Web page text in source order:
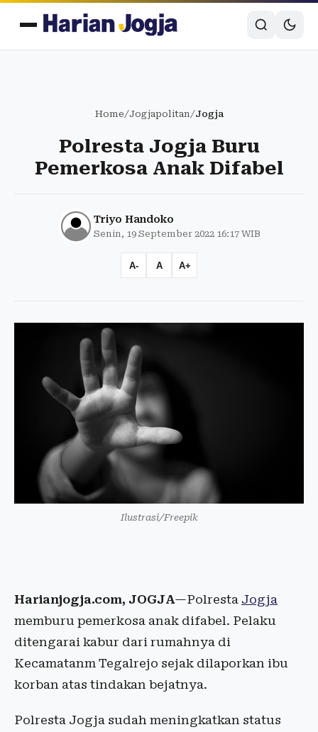
Home/Jogjapolitan/Jogja
Polresta Jogja Buru
Pemerkosa Anak Difabel
Triyo Handoko
Senin, 19 September 2022 16:17 WIB
A- A A+
Ilustrasi/Freepik
Harianjogja.com, JOGJA—Polresta Jogja
memburu pemerkosa anak difabel. Pelaku
ditengarai kabur dari rumahnya di
Kecamatanm Tegalrejo sejak dilaporkan ibu
korban atas tindakan bejatnya.
Polresta Jogja sudah meningkatkan status